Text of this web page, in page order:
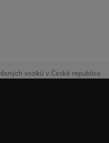
vozíků v České republice.